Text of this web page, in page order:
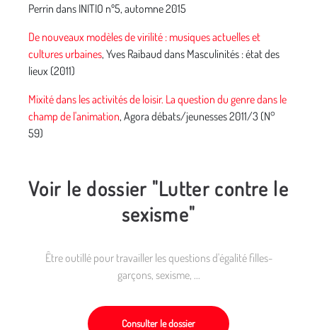
Perrin dans INITIO nº5, automne 2015
De nouveaux modèles de virilité : musiques actuelles et
cultures urbaines, Yves Raibaud dans Masculinités : état des
lieux (2011)
Mixité dans les activités de loisir. La question du genre dans le
champ de l'animation, Agora débats/jeunesses 2011/3 (N°
59)
Voir le dossier "Lutter contre le
sexisme"
Être outillé pour travailler les questions d'égalité filles-
garçons, sexisme, ...
Consulter le dossier